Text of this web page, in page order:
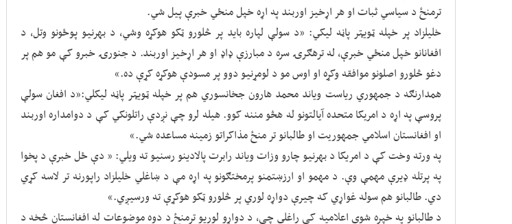
ترمنځ د سیاسي ثبات او هر اړخیز اوربند په اړه خپل منځي خبرې پیل شي.
خلیلزاد پر خپله ټویټر پاڼه لیکي: «د سولې لپاره باید پر څلورو ټکو هوکړه وشي، د بهرنیو پوځونو وتل، د
افغانانو خپل منځي خبرې، له ترهګرۍ سره د مبارزې ډاډ او هر اړخیز اوربند. د جنورۍ خبرو کې مو هم پر
دغو څلورو اصلونو موافقه وکړه او اوس مو د لومړنیو دوو پر مسودې هوکړه کړې ده.»
همدارنګه د جمهوري ریاست ویاند محمد هارون جخانسوري هم پر خپله ټویټر پاڼه لیکلي:«د افغان سولې
پروسې په اړه د امريکا متحده آيالتونو له هڅو مننه کوو. هيله لرو چې نږدې راتلونکي کې د دوامداره اوربند
او افغانستان اسلامي جمهوريت او طالبانو تر منځ مذاکراتو زمينه مساعده شي.»
په ورته وخت کې د امریکا د بهرنیو چارو وزات ویاند رابرت پالادینو رسنیو ته ویلي: « دې ځل خبرې د پخوا
په پرتله ډیرې مهمې وې. د مهمو او ارزښتمنو پرمختګونو په اړه مې د ښاغلي خلیلزاد راپورنه تر لاسه کړي
دي. طالبانو هم سوله غواړي که چیرې دواړه لوري پر څلورو ټکو هوکړې ته ورسیږي.»
د طالبانو په خپره شوې اعلامیه کې راغلي چې، د دواړو لوریو ترمنځ د دوه موضوعات له افغانستان څخه د